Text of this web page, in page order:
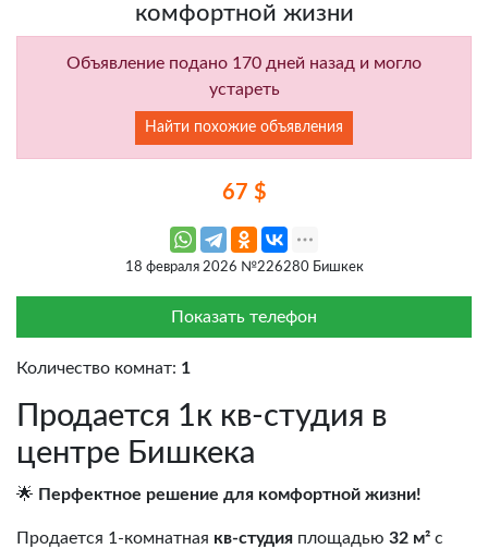
комфортной жизни
Объявление подано 170 дней назад и могло
устареть
Найти похожие объявления
67 $
18 февраля 2026 №226280 Бишкек
Показать телефон
Количество комнат: 1
Продается 1к кв-студия в
центре Бишкека
🌟 Перфектное решение для комфортной жизни!
Продается 1-комнатная кв-студия площадью 32 м² с